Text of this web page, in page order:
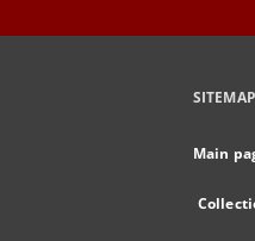
SITEMAP
Main